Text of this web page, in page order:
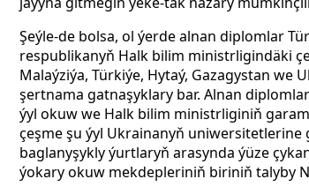
Şeýle-de bolsa, ol ýerde alnan diplomlar
respublikanyň Halk bilim ministrligindäki
Malaýziýa, Türkiýe, Hytaý, Gazagystan
şertnama gatnaşyklary bar. Alnan
ýyl okuw we Halk bilim ministrliginiň
çeşme şu ýyl Ukrainanyň
baglanyşykly ýurtlaryň arasynda ýüze
ýokary okuw mekdepleriniň biriniň talyby